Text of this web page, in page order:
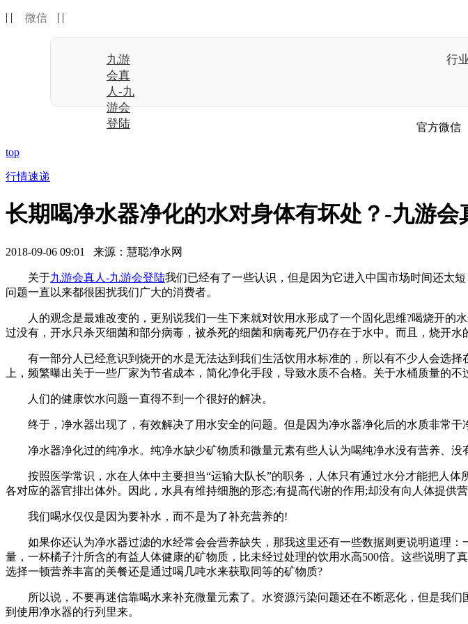
| | 微信 | |
九游
会真
人-九
游会
登陆
行
官方微信
top
行情速递
长期喝净水器净化的水对身体有坏处？-九游会
2018-09-06 09:01 来源：慧聪净水网
关于九游会真人-九游会登陆我们已经有了一些认识，但是因为它进入中国市场时间还太
问题一直以来都很困扰我们广大的消费者。
人的观念是最难改变的，更别说我们一生下来就对饮用水形成了一个固化思维?喝烧开的
过没有，开水只杀灭细菌和部分病毒，被杀死的细菌和病毒死尸仍存在于水中。而且，烧开
有一部分人已经意识到烧开的水是无法达到我们生活饮用水标准的，所以有不少人会选择
上，频繁曝出关于一些厂家为节省成本，简化净化手段，导致水质不合格。关于水桶质量
人们的健康饮水问题一直得不到一个很好的解决。
终于，净水器出现了，有效解决了用水安全的问题。但是因为净水器净化后的水质非常干
净水器净化过的纯净水。纯净水缺少矿物质和微量元素有些人认为喝纯净水没有营养、没
按照医学常识，水在人体中主要担当“运输大队长”的职务，人体只有通过水分才能把人体
各对应的器官排出体外。因此，水具有维持细胞的形态;有提高代谢的作用;却没有向人体提供营
我们喝水仅仅是因为要补水，而不是为了补充营养的!
如果你还认为净水器过滤的水经常会会营养缺失，那我这里还有一些数据则更说明道理：
量，一杯橘子汁所含的有益人体健康的矿物质，比未经过处理的饮用水高500倍。这些说明
选择一顿营养丰富的美餐还是通过喝几吨水来获取同等的矿物质?
所以说，不要再迷信靠喝水来补充微量元素了。水资源污染问题还在不断恶化，但是我们
到使用净水器的行列里来。